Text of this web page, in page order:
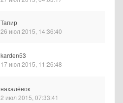
Тапир
26 июл 2015, 14:36:40
karden53
17 июл 2015, 11:26:48
нахалёнок
2 июл 2015, 07:33:41